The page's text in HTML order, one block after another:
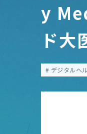
y
ド大
デジタルヘ